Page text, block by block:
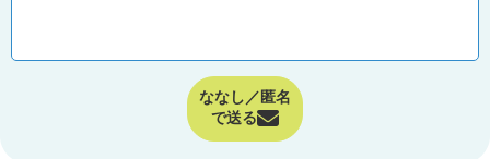
ななし／匿名
で送る